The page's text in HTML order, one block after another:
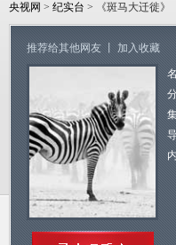
央视网 > 纪实台 > 《斑马大迁徙》
推荐给其他网友 加入收藏